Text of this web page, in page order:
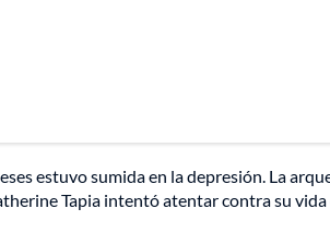
estuvo sumida en la depresión. La
Tapia intentó atentar contra su